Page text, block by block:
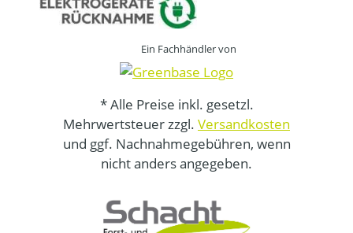
Ein Fachhändler von
* Alle Preise inkl. gesetzl.
Mehrwertsteuer zzgl. Versandkosten
und ggf. Nachnahmegebühren, wenn
nicht anders angegeben.